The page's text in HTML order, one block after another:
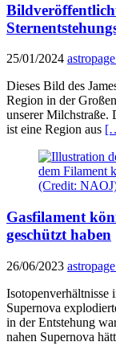
25/01/2024
Dieses Bild des
Region in der
unserer Milchstraße.
ist eine Region aus
Gasfilament
geschützt haben
26/06/2023
Isotopenverhältnisse
Supernova
in der Entstehung
nahen Supernova